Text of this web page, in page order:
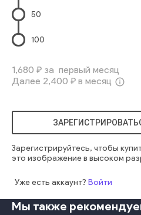
50
100
1,680 ₽ за первый месяц
Далее 2,400 ₽ в месяц info_outline
Зарегистрируйтесь, чтобы
это изображение в высоком
Уже есть аккаунт? Войти
Мы также